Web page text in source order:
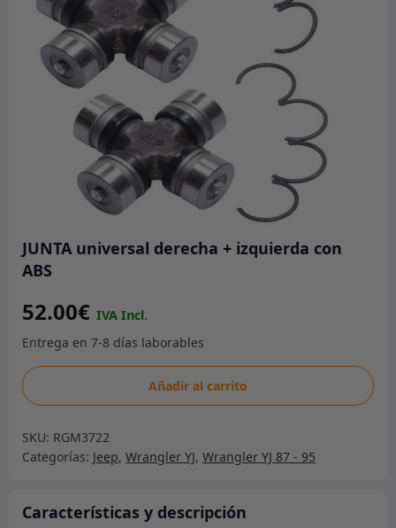
JUNTA universal derecha + izquierda con
ABS
52.00€
JUNTA
universal
+
izquierda
ABS
Añadir al carrito
SKU: RGM3722
Categorías: Jeep, Wrangler YJ, Wrangler YJ 87 - 95
Características y descripción